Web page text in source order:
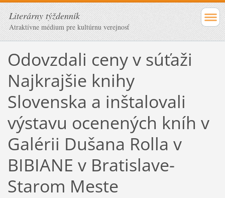
Literárny týždenník
Atraktívne médium pre kultúrnu verejnosť
Odovzdali ceny v súťaži
Najkrajšie knihy
Slovenska a inštalovali
výstavu ocenených kníh v
Galérii Dušana Rolla v
BIBIANE v Bratislave-
Starom Meste